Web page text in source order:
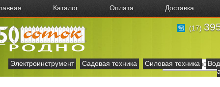
Каталог Оплата Доставка
(17)
Электроинструмент Садовая техника Силовая техника